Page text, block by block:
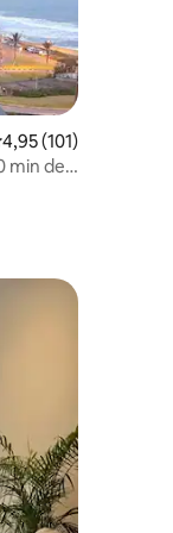
promedio:
4,95 (101)
min del